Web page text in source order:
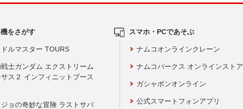
をさがす
ルマスター TOURS
士ガンダム エクストリーム
ス２ インフィニットブース
ョの奇妙な冒険 ラストサバ
スマホ・PCであそぶ
ナムコオンラインクレーン
ナムコパークス オンラインストア
ガシャポンオンライン
公式スマートフォンアプリ